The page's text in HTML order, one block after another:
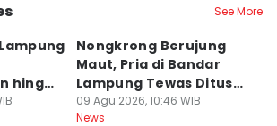
See More
hingga
Nongkrong Berujung
Maut, Pria di Bandar
Lampung Tewas Ditusuk
Teman
09 Agu 2026, 10:46 WIB
News